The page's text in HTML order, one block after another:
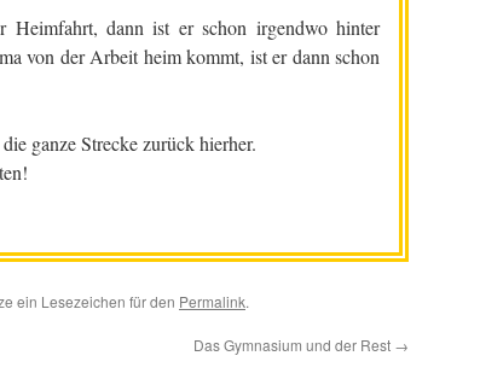
dann ist er schon irgendwo hinter
von der Arbeit heim kommt, ist er dann schon
ganze Strecke zurück hierher.
ein Lesezeichen für den Permalink.
Das Gymnasium und der Rest →